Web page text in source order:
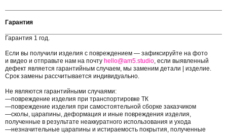
Гарантия
Гарантия 1 год.
Если вы получили изделия с повреждением — зафиксируйте на фото
и видео и отправьте нам на почту hello@am5.studio , если выявленный
дефект является гарантийным случаем, мы заменим детали | изделие.
Срок замены рассчитывается индивидуально.
Не являются гарантийными случаями:
—повреждение изделия при транспортировке ТК
—повреждение изделия при самостоятельной сборке заказчиком
—сколы, царапины, деформация и иные повреждения изделия,
полученные в результате неаккуратного использования и ухода
—незначительные царапины и истираемость покрытия, полученные